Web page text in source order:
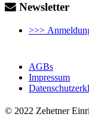
Newsletter
>>>
AGBs
Impressum
© 2022 Zehetner